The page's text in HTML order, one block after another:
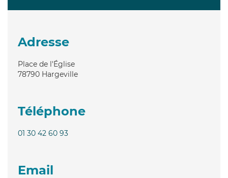
Adresse
Place de l'Église
78790 Hargeville
Téléphone
01 30 42 60 93
Email